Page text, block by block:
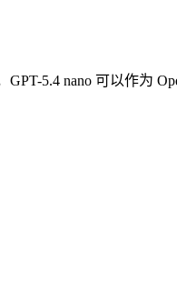
5.4 nano 可以作为